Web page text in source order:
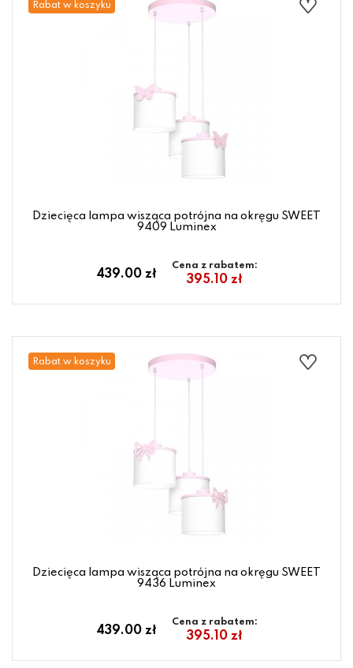
Rabat w koszyku
Dziecięca lampa wisząca potrójna na okręgu SWEET
9409 Luminex
439.00 zł
Cena z rabatem:
395.10 zł
Rabat w koszyku
Dziecięca lampa wisząca potrójna na okręgu SWEET
9436 Luminex
439.00 zł
Cena z rabatem:
395.10 zł